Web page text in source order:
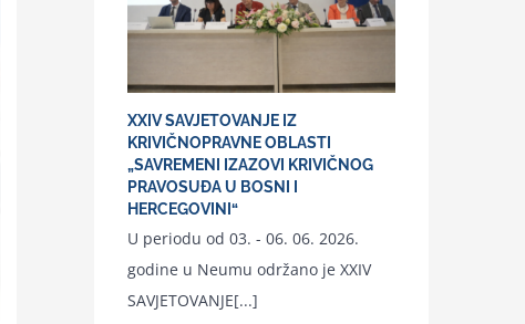
XXIV SAVJETOVANJE IZ
KRIVIČNOPRAVNE OBLASTI
„SAVREMENI IZAZOVI KRIVIČNOG
PRAVOSUĐA U BOSNI I
HERCEGOVINI“
U periodu od 03. - 06. 06. 2026.
godine u Neumu održano je XXIV
SAVJETOVANJE[...]